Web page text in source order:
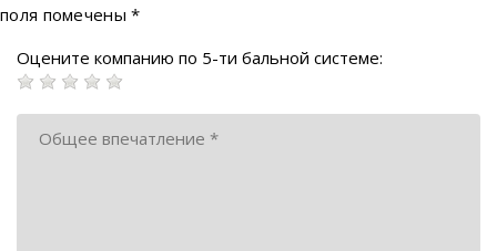
поля помечены*
Оцените компанию по 5-ти бальной системе: